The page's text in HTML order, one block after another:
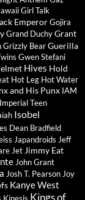
Girl Talk
EmperorGojira
Grand DuchyGrant
Grizzly BearGuerilla
Gwen Stefani
Hives Hold
Hot Leg Hot Water
and His Punx IAM
Imperial Teen
Isobel
Dean Bradfield
Japandroids Jeff
Jet Jimmy Eat
John Grant
Josh T. Pearson Joy
Kanye West
Kings of